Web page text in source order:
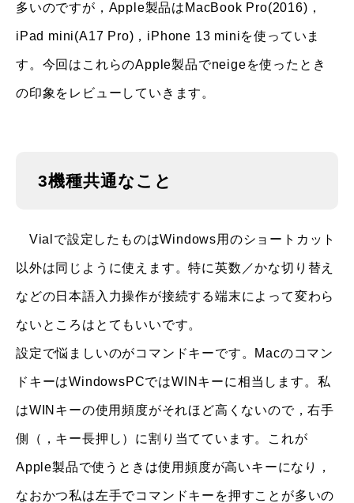
多いのですが，Apple製品はMacBook Pro(2016)，
iPad mini(A17 Pro)，iPhone 13 miniを使っていま
す。今回はこれらのApple製品でneigeを使ったとき
の印象をレビューしていきます。
3機種共通なこと
Vialで設定したものはWindows用のショートカット
以外は同じように使えます。特に英数／かな切り替え
などの日本語入力操作が接続する端末によって変わら
ないところはとてもいいです。
設定で悩ましいのがコマンドキーです。Macのコマン
ドキーはWindowsPCではWINキーに相当します。私
はWINキーの使用頻度がそれほど高くないので，右手
側（，キー長押し）に割り当てています。これが
Apple製品で使うときは使用頻度が高いキーになり，
なおかつ私は左手でコマンドキーを押すことが多いの